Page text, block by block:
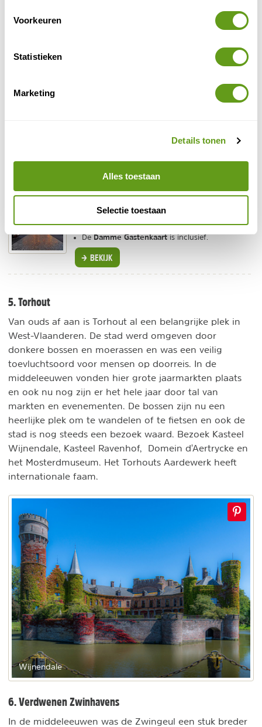
Voorkeuren
Statistieken
Marketing
Details tonen
Alles toestaan
Selectie toestaan
Lees meer over het historische plaatsje
Voordeeluitjes - Hotel Vredehof in Sijsele
Op 25 minuten fietsen van Damme én Brugge.
Rustig gelegen hotel met restaurant.
De Damme Gastenkaart is inclusief.
BEKIJK
5. Torhout
Van ouds af aan is Torhout al een belangrijke plek in
West-Vlaanderen. De stad werd omgeven door
donkere bossen en moerassen en was een veilig
toevluchtsoord voor mensen op doorreis. In de
middeleeuwen vonden hier grote jaarmarkten plaats
en ook nu nog zijn er het hele jaar door tal van
markten en evenementen. De bossen zijn nu een
heerlijke plek om te wandelen of te fietsen en ook de
stad is nog steeds een bezoek waard. Bezoek Kasteel
Wijnendale, Kasteel Ravenhof, Domein d'Aertrycke en
het Mosterdmuseum. Het Torhouts Aardewerk heeft
internationale faam.
Wijnendale
6. Verdwenen Zwinhavens
In de middeleeuwen was de Zwingeul een stuk breder